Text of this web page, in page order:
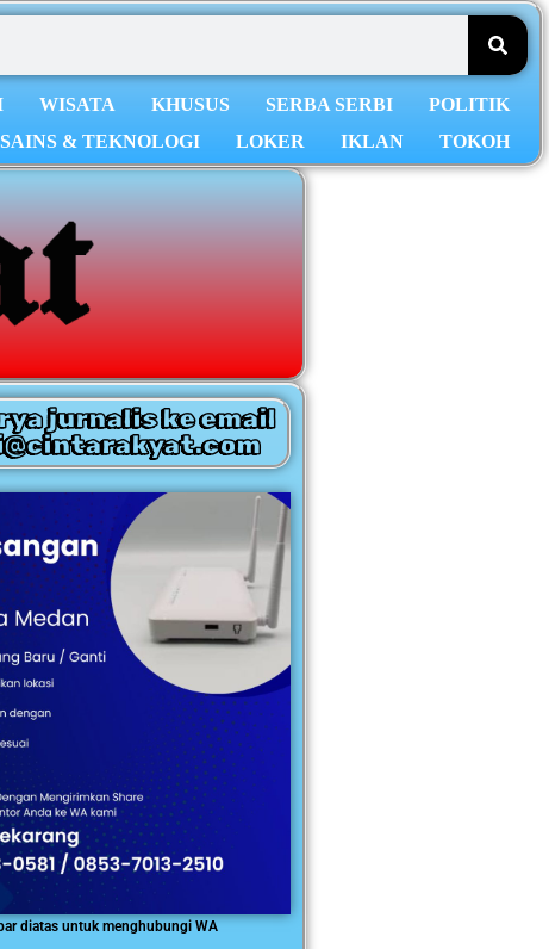
WISATA KHUSUS SERBA SERBI
POLITIK
SAINS & TEKNOLOGI LOKER IKLAN TOKOH
jurnalis ke email
diatas untuk menghubungi WA